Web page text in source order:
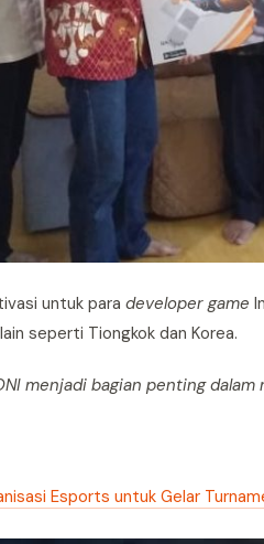
untuk para developer game
lain seperti Tiongkok dan Korea.
menjadi bagian penting
Esports untuk Gelar